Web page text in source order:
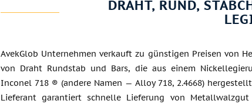
DRAHT, RUND,
AvekGlob Unternehmen verkauft zu günstigen Preisen von
von Draht Rundstab und Bars, die aus einem
Inconel 718 ® (andere Namen — Alloy 718, 2.4668)
Lieferant garantiert schnelle Lieferung von